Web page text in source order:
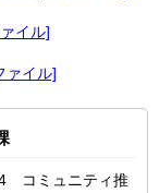
イル]
ァイル]
コミュニティ推